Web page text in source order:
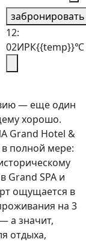
забронировать
12:
02ИРК{{temp}}℃
— еще один
хорошо.
Grand Hotel &
в полной мере:
Grand SPA и
ощущается в
на 3
а значит,
отдыха,